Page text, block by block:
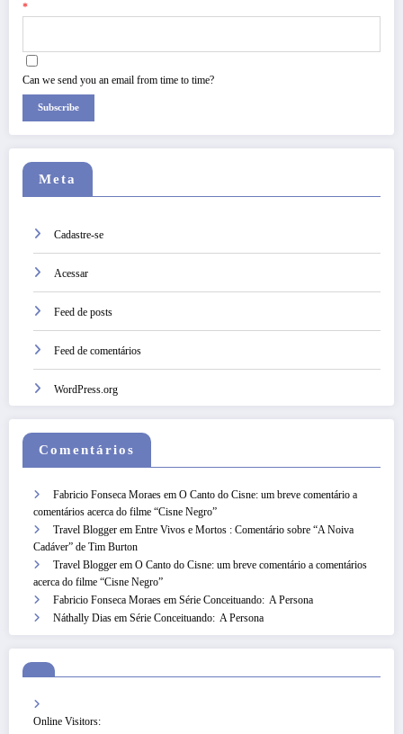
*
Can we send you an email from time to time?
Subscribe
Meta
Cadastre-se
Acessar
Feed de posts
Feed de comentários
WordPress.org
Comentários
Fabricio Fonseca Moraes em O Canto do Cisne: um breve comentário a
comentários acerca do filme “Cisne Negro”
Travel Blogger em Entre Vivos e Mortos : Comentário sobre “A Noiva
Cadáver” de Tim Burton
Travel Blogger em O Canto do Cisne: um breve comentário a comentários
acerca do filme “Cisne Negro”
Fabricio Fonseca Moraes em Série Conceituando: A Persona
Náthally Dias em Série Conceituando: A Persona
Online Visitors: